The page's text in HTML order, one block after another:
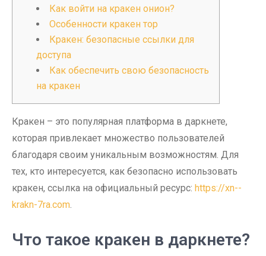
Как войти на кракен онион?
Особенности кракен тор
Кракен: безопасные ссылки для
доступа
Как обеспечить свою безопасность
на кракен
Кракен – это популярная платформа в даркнете,
которая привлекает множество пользователей
благодаря своим уникальным возможностям. Для
тех, кто интересуется, как безопасно использовать
кракен, ссылка на официальный ресурс: https://xn--
krakn-7ra.com.
Что такое кракен в даркнете?